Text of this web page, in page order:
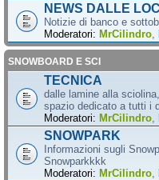
NEWS DALLE
Notizie di banco e
Moderatori: MrCilindro
SNOWBOARD E SCI
TECNICA
dalle lamine alla
spazio dedicato a tutti i
Moderatori: MrCilindro
SNOWPARK
Informazioni sugli
Snowparkkkk
Moderatori: MrCilindro